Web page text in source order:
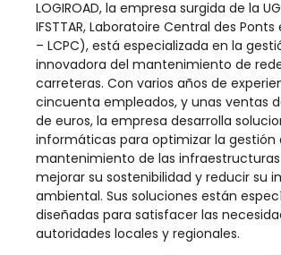
LOGIROAD, la empresa surgida de la
IFSTTAR, Laboratoire Central des
– LCPC), está especializada en la
innovadora del mantenimiento de
carreteras. Con varios años de
cincuenta empleados, y unas ventas
de euros, la empresa desarrolla
informáticas para optimizar la gestión
mantenimiento de las infraestructuras
mejorar su sostenibilidad y reducir su
ambiental. Sus soluciones están
diseñadas para satisfacer las
autoridades locales y regionales.